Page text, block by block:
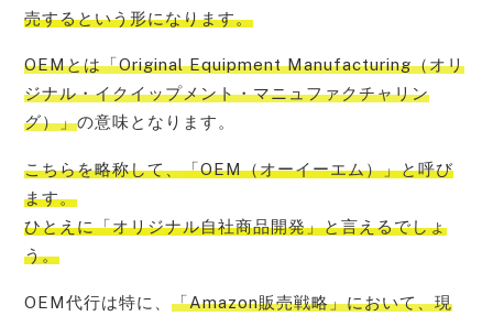
売するという形になります。
OEMとは「Original Equipment Manufacturing（オリ
ジナル・イクイップメント・マニュファクチャリン
グ）」の意味となります。
こちらを略称して、「OEM（オーイーエム）」と呼び
ます。
ひとえに「オリジナル自社商品開発」と言えるでしょ
う。
OEM代行は特に、「Amazon販売戦略」において、現